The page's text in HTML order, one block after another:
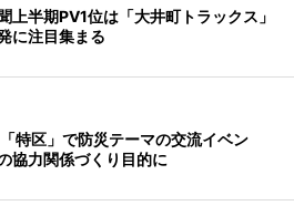
上半期PV1位は「大井町トラックス」
に注目集まる
特区」で防災テーマの交流イベン
協力関係づくり目的に